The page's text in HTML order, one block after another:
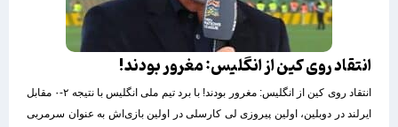
انتقاد روی کین از انگلیس: مغرور بودند!
انتقاد روی کین از انگلیس: مغرور بودند! با برد تیم ملی انگلیس با نتیجه ۲-۰ مقابل
ایرلند در دوبلین، اولین پیروزی لی کارسلی در اولین بازی‌اش به عنوان سرمربی